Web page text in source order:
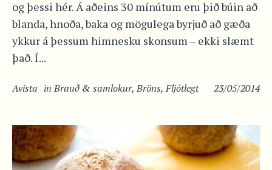
og þessi hér. Á aðeins 30 mínútum eru þið búin að
blanda, hnoða, baka og mögulega byrjuð að gæða
ykkur á þessum himnesku skonsum – ekki slæmt
það. Í...
23/05/2014
Avista inBrauð & samlokur,Bröns,Fljótlegt